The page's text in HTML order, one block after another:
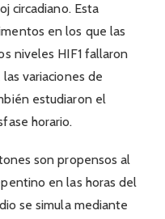
circadiano. Esta
en los que las
niveles HIF1 fallaron
variaciones de
estudiaron el
horario.
son propensos al
en las horas del
se simula mediante